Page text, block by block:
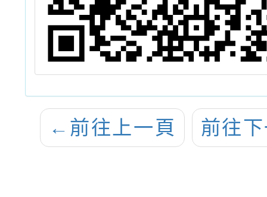
← 前往上一頁 前往